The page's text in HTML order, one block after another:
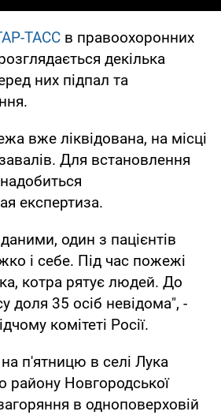
ТАСС в правоохоронних
декілька
них підпал та
вже ліквідована, на місці
Для встановлення
експертиза.
один з пацієнтів
і себе. Під час пожежі
котра рятує людей. До
доля 35 осіб невідома", -
комітеті Росії.
п'ятницю в селі Лука
району Новгородської
в одноповерховій